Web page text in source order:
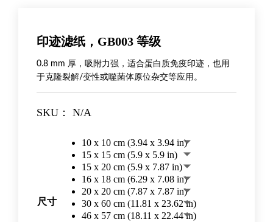
印迹滤纸，GB003 等级
0.8 mm 厚，吸附力强，适合蛋白质免疫印迹，也用
于克隆裂解/变性或噬菌体原位杂交等应用。
SKU： N/A
尺寸
10 x 10 cm (3.94 x 3.94 in)
15 x 15 cm (5.9 x 5.9 in)
15 x 20 cm (5.9 x 7.87 in)
16 x 18 cm (6.29 x 7.08 in)
20 x 20 cm (7.87 x 7.87 in)
30 x 60 cm (11.81 x 23.62 in)
46 x 57 cm (18.11 x 22.44 in)